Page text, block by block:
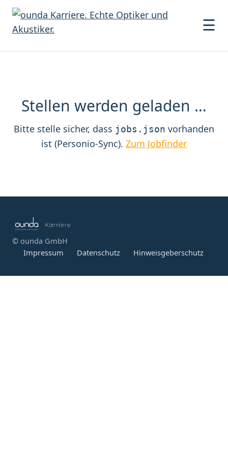
☰
Stellen werden geladen …
Bitte stelle sicher, dass jobs.json vorhanden
ist (Personio-Sync). Zum Jobfinder
© ounda GmbH
Impressum
Datenschutz Hinweisgeberschutz